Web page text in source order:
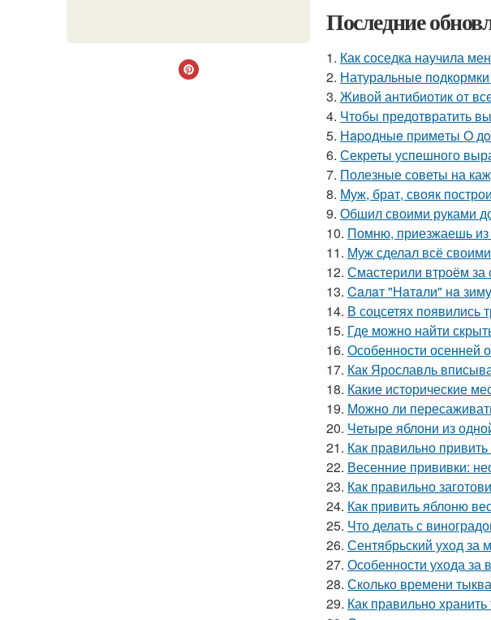
Последние
1. Как соседка научила
2. Натуральные подкормки
3. Живой антибиотик от
4. Чтобы предотвратить
5. Нapoдныe пpимeты O
6. Секреты успешного
7. Полезные советы на
8. Муж, брат, свояк
9. Обшил своими руками
10. Помню, приезжаешь из
11. Муж сделал всё своими
12. Смастерили втроём за
13. Caлaт "Нaтaли" нa
14. В соцсетях появились
15. Где можно найти
16. Особенности осенней
17. Как Ярославль
18. Какие исторические
19. Можно ли
20. Четыре яблони из
21. Как правильно
22. Весенние прививки:
23. Как правильно
24. Как привить яблоню
25. Что делать с
26. Сентябрьский уход за
27. Особенности ухода за
28. Сколько времени
29. Как правильно